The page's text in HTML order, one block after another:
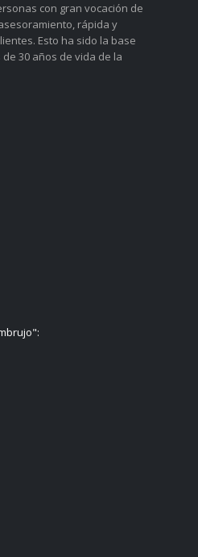
con gran vocación de
rápida y
Esto ha sido la base
30 años de vida de la